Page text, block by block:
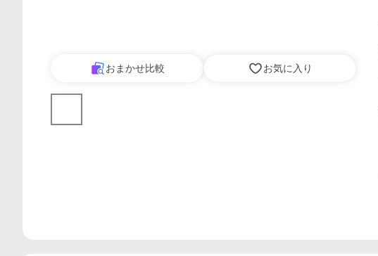
おまかせ比較 お気に入り